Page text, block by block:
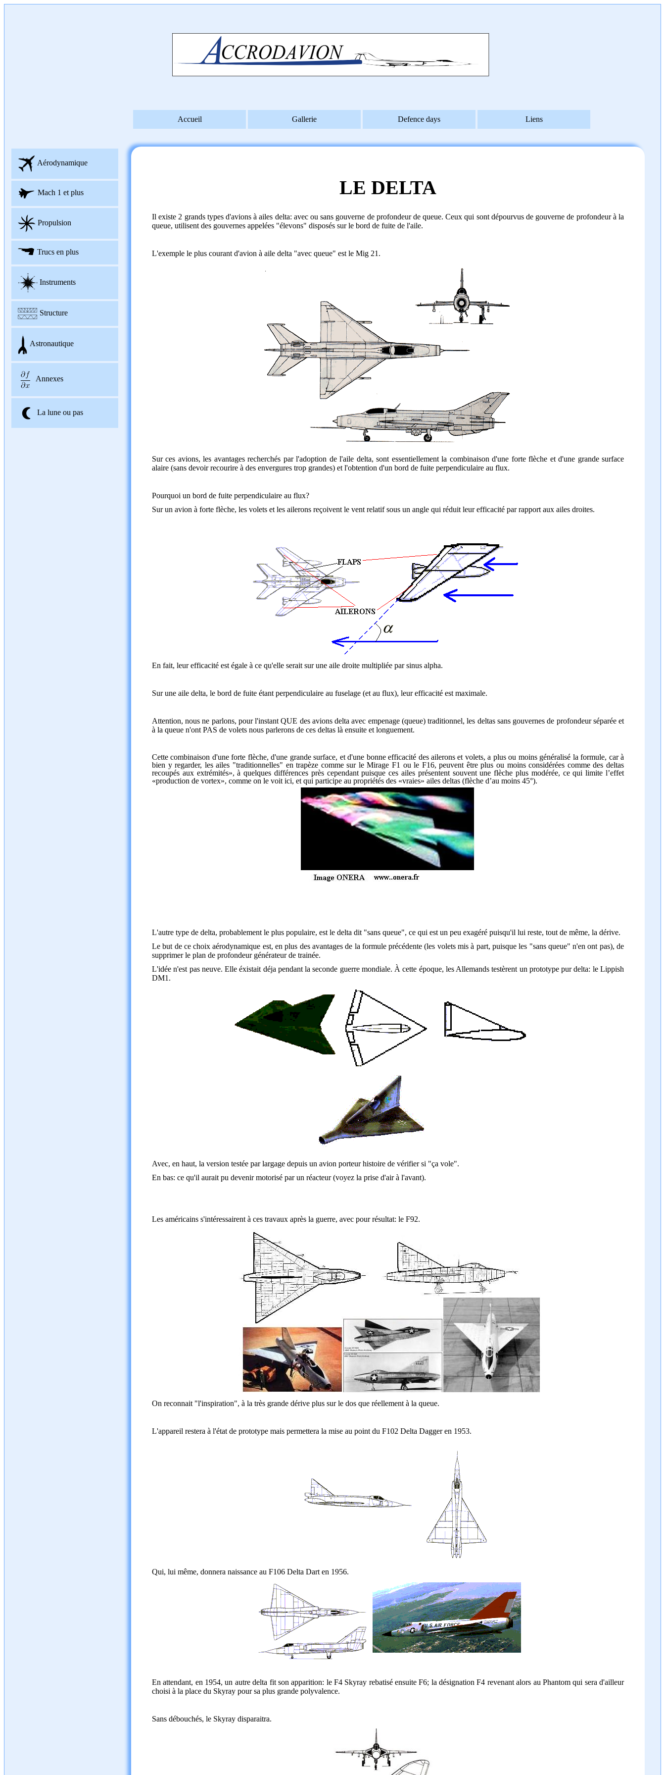
Accueil Gallerie Defence days Liens
Aérodynamique
Mach 1 et plus
Propulsion
Trucs en plus
Instruments
Structure
Astronautique
Annexes
La lune ou pas
LE DELTA
Il existe 2 grands types d'avions à ailes delta: avec ou sans gouverne de profondeur de queue. Ceux qui sont dépourvus de gouverne de profondeur à la
queue, utilisent des gouvernes appelées "élevons" disposés sur le bord de fuite de l'aile.
L'exemple le plus courant d'avion à aile delta "avec queue" est le Mig 21.
Sur ces avions, les avantages recherchés par l'adoption de l'aile delta, sont essentiellement la combinaison d'une forte flèche et d'une grande surface
alaire (sans devoir recourire à des envergures trop grandes) et l'obtention d'un bord de fuite perpendiculaire au flux.
Pourquoi un bord de fuite perpendiculaire au flux?
Sur un avion à forte flèche, les volets et les ailerons reçoivent le vent relatif sous un angle qui réduit leur efficacité par rapport aux ailes droites.
En fait, leur efficacité est égale à ce qu'elle serait sur une aile droite multipliée par sinus alpha.
Sur une aile delta, le bord de fuite étant perpendiculaire au fuselage (et au flux), leur efficacité est maximale.
Attention, nous ne parlons, pour l'instant QUE des avions delta avec empenage (queue) traditionnel, les deltas sans gouvernes de profondeur séparée et
à la queue n'ont PAS de volets nous parlerons de ces deltas là ensuite et longuement.
Cette combinaison d'une forte flèche, d'une grande surface, et d'une bonne efficacité des ailerons et volets, a plus ou moins généralisé la formule, car à
bien y regarder, les ailes "traditionnelles" en trapèze comme sur le Mirage F1 ou le F16, peuvent être plus ou moins considérées comme des deltas
recoupés aux extrémités», à quelques différences près cependant puisque ces ailes présentent souvent une flèche plus modérée, ce qui limite l’effet
«production de vortex», comme on le voit ici, et qui participe au propriétés des «vraies» ailes deltas (flèche d’au moins 45°).
L'autre type de delta, probablement le plus populaire, est le delta dit "sans queue", ce qui est un peu exagéré puisqu'il lui reste, tout de même, la dérive.
Le but de ce choix aérodynamique est, en plus des avantages de la formule précédente (les volets mis à part, puisque les "sans queue" n'en ont pas), de
supprimer le plan de profondeur générateur de trainée.
L'idée n'est pas neuve. Elle éxistait déja pendant la seconde guerre mondiale. À cette époque, les Allemands testèrent un prototype pur delta: le Lippish
DM1.
Avec, en haut, la version testée par largage depuis un avion porteur histoire de vérifier si "ça vole".
En bas: ce qu'il aurait pu devenir motorisé par un réacteur (voyez la prise d'air à l'avant).
Les américains s'intéressairent à ces travaux après la guerre, avec pour résultat: le F92.
On reconnait "l'inspiration", à la très grande dérive plus sur le dos que réellement à la queue.
L'appareil restera à l'état de prototype mais permettera la mise au point du F102 Delta Dagger en 1953.
Qui, lui même, donnera naissance au F106 Delta Dart en 1956.
En attendant, en 1954, un autre delta fit son apparition: le F4 Skyray rebatisé ensuite F6; la désignation F4 revenant alors au Phantom qui sera d'ailleur
choisi à la place du Skyray pour sa plus grande polyvalence.
Sans débouchés, le Skyray disparaitra.